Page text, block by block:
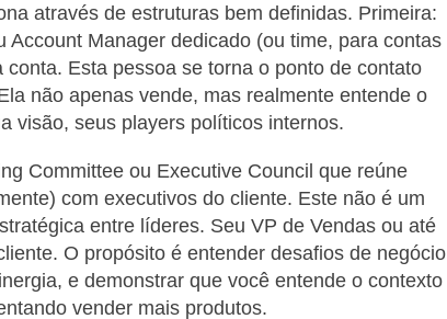
através de estruturas bem definidas. Primeira:
Account Manager dedicado (ou time, para contas
Esta pessoa se torna o ponto de contato
não apenas vende, mas realmente entende o
visão, seus players políticos internos.
Committee ou Executive Council que reúne
com executivos do cliente. Este não é um
entre líderes. Seu VP de Vendas ou até
O propósito é entender desafios de negócio
e demonstrar que você entende o contexto
vender mais produtos.